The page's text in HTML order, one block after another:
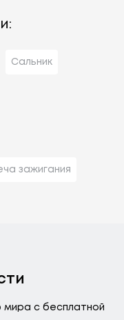
Сальник
зажигания
мира с бесплатной